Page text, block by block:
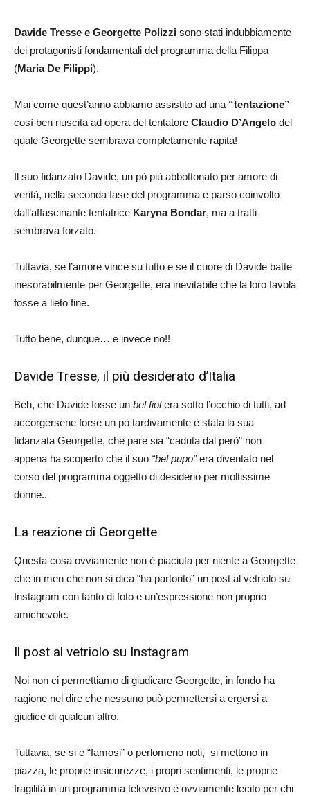
Davide Tresse e Georgette Polizzi sono stati indubbiamente
dei protagonisti fondamentali del programma della Filippa
(Maria De Filippi).
Mai come quest’anno abbiamo assistito ad una “tentazione”
così ben riuscita ad opera del tentatore Claudio D’Angelo del
quale Georgette sembrava completamente rapita!
Il suo fidanzato Davide, un pò più abbottonato per amore di
verità, nella seconda fase del programma è parso coinvolto
dall’affascinante tentatrice Karyna Bondar, ma a tratti
sembrava forzato.
Tuttavia, se l’amore vince su tutto e se il cuore di Davide batte
inesorabilmente per Georgette, era inevitabile che la loro favola
fosse a lieto fine.
Tutto bene, dunque… e invece no!!
Davide Tresse, il più desiderato d’Italia
Beh, che Davide fosse un bel fiolera sotto l’occhio di tutti, ad
accorgersene forse un pò tardivamente è stata la sua
fidanzata Georgette, che pare sia “caduta dal però” non
appena ha scoperto che il suo “bel pupo”era diventato nel
corso del programma oggetto di desiderio per moltissime
donne..
La reazione di Georgette
Questa cosa ovviamente non è piaciuta per niente a Georgette
che in men che non si dica “ha partorito” un post al vetriolo su
Instagram con tanto di foto e un’espressione non proprio
amichevole.
Il post al vetriolo su Instagram
Noi non ci permettiamo di giudicare Georgette, in fondo ha
ragione nel dire che nessuno può permettersi a ergersi a
giudice di qualcun altro.
Tuttavia, se si è “famosi” o perlomeno noti, si mettono in
piazza, le proprie insicurezze, i propri sentimenti, le proprie
fragilità in un programma televisivo è ovviamente lecito per chi